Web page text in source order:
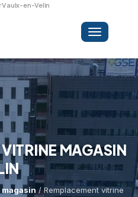
Vaulx-en-Velin
ARAIGNÉE
Toggle
MAGASIN
/ Remplacement vitrine